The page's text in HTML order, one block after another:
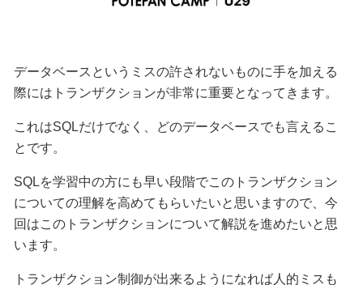
データベースというミスの許されないものに手を加える
際にはトランザクションが非常に重要となってきます。
これはSQLだけでなく、どのデータベースでも言えるこ
とです。
SQLを学習中の方にも早い段階でこのトランザクション
についての理解を高めてもらいたいと思いますので、今
回はこのトランザクションについて解説を進めたいと思
います。
トランザクション制御が出来るようになれば人的ミスも